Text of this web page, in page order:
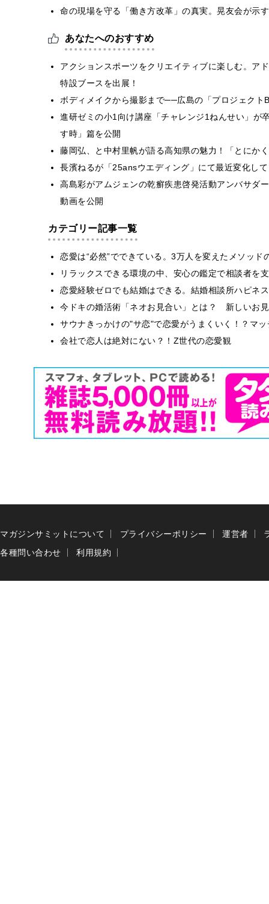
命の現場を守る「働き方改革」の真実。晃友会が示
あなたへのおすすめ
アクションスポーツをクリエイティブに楽しむ。ア
特設ブースを出展！
ボディメイクから撮影まで──広島の「プロジェク
進研ゼミの小1向け講座「チャレンジ1ねんせい」が
す時」篇を公開
藤岡弘、と中村里帆が語る高知県の魅力！「とにか
長濱ねるが「25ansウエディング」にて最近変化し
高島彩がアムジェンの乾癬疾患啓発活動アンバサダ
動画を公開
カテゴリー記事一覧
恋愛は“必然”でできている。3万人を変えたメソッド
リラックスできる環境の中、安心の鑑定で相談者を
恋愛経験ゼロでも結婚はできる。結婚相談所ハピネ
今ドキの婚活術「ネオお見合い」とは？ 新しいお
サウナきっかけの"サ恋"で恋愛がうまくいく！？マ
会社で恋人は絶対にない？！Z世代の恋愛観
マガジンサミットについて プライバシーポリシー 運営者
各種問い合わせ
利用規約